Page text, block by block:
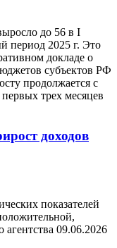
до 56 в I
период 2025 г. Это
докладе о
субъектов РФ
продолжается с
трех месяцев
доходов
показателей
агентства 09.06.2026